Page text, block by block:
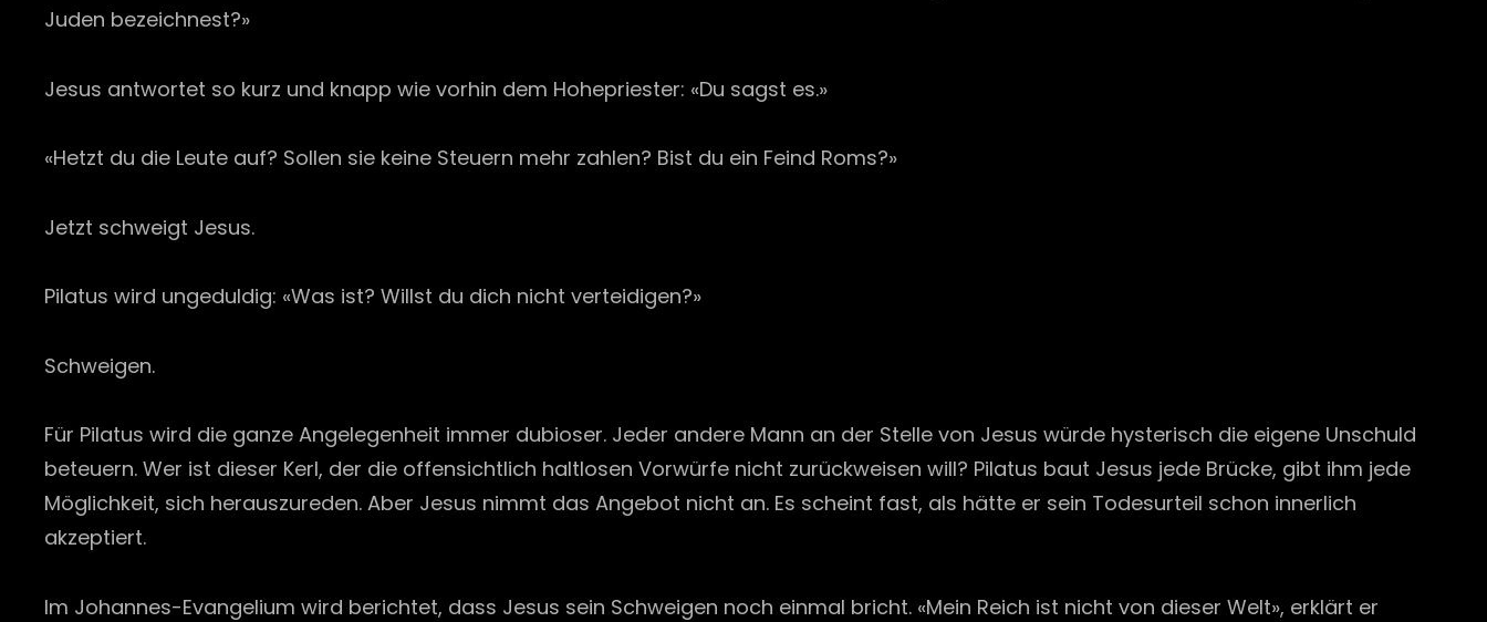
Juden bezeichnest?»
Jesus antwortet so kurz und knapp wie vorhin dem Hohepriester: «Du sagst es.»
«Hetzt du die Leute auf? Sollen sie keine Steuern mehr zahlen? Bist du ein Feind Roms?»
Jetzt schweigt Jesus.
Pilatus wird ungeduldig: «Was ist? Willst du dich nicht verteidigen?»
Schweigen.
Für Pilatus wird die ganze Angelegenheit immer dubioser. Jeder andere Mann an der Stelle von Jesus würde hysterisch die eigene Unschuld
beteuern. Wer ist dieser Kerl, der die offensichtlich haltlosen Vorwürfe nicht zurückweisen will? Pilatus baut Jesus jede Brücke, gibt ihm jede
Möglichkeit, sich herauszureden. Aber Jesus nimmt das Angebot nicht an. Es scheint fast, als hätte er sein Todesurteil schon innerlich
akzeptiert.
Im Johannes-Evangelium wird berichtet, dass Jesus sein Schweigen noch einmal bricht. «Mein Reich ist nicht von dieser Welt», erklärt er